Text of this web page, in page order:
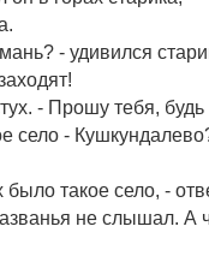
- удивился
- Прошу тебя,
село -
такое село, -
не слышал. А